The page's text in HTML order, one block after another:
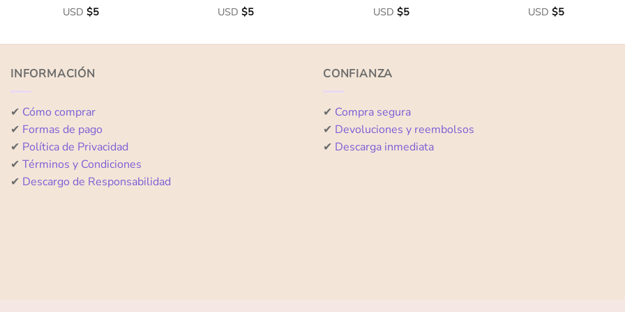
Valorado
de
USD$5
Valorado
de
USD$5
Valorado
de
USD $5
Valorado
de
USD$5
INFORMACIÓN
✔ Cómo comprar
✔ Formas de pago
✔ Política de Privacidad
✔ Términos y Condiciones
✔ Descargo de Responsabilidad
CONFIANZA
✔ Compra segura
✔ Devoluciones y reembolsos
✔ Descarga inmediata